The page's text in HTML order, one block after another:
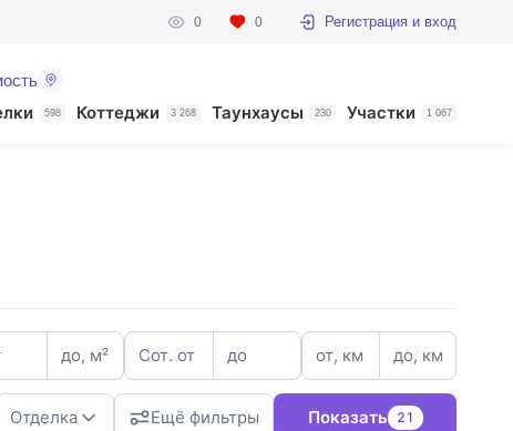
0 0 Регистрация и вход
598 Коттеджи 3 268 Таунхаусы 230 Участки 1 067
до, м² Сот. от до от, км до, км
Отделка Ещё фильтры Показать 21